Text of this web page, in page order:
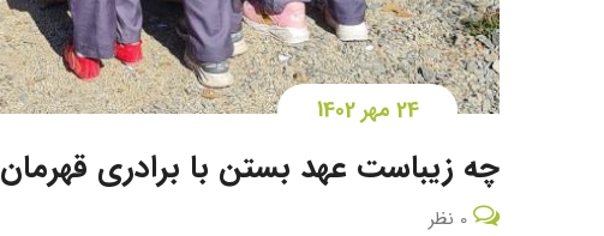
24 مهر 1402
چه زیباست عهد بستن با برادری قهرمان
0 نظر